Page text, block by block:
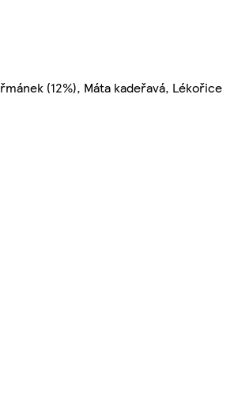
(12%), Máta kadeřavá, Lékořice